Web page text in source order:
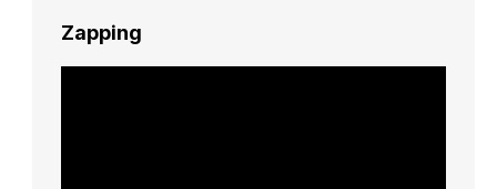
Zapping